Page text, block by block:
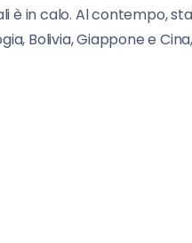
è in calo. Al contempo,
Bolivia, Giappone e